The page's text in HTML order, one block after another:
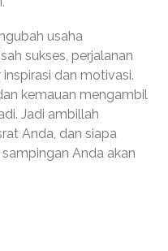
usaha
sukses, perjalanan
dan motivasi.
kemauan mengambil
Jadi ambillah
Anda, dan siapa
Anda akan